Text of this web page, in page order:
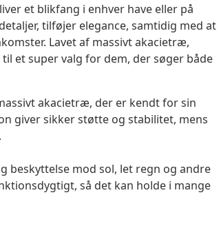
et blikfang i enhver have eller på
tilføjer elegance, samtidig med at
Lavet af massivt akacietræ,
et super valg for dem, der søger både
akacietræ, der er kendt for sin
giver sikker støtte og stabilitet, mens
beskyttelse mod sol, let regn og andre
så det kan holde i mange